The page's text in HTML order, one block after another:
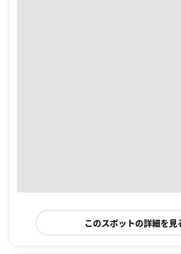
このスポットの詳細を見